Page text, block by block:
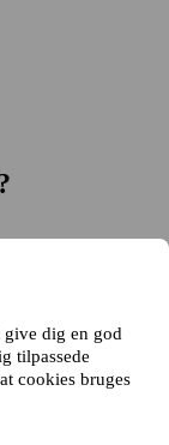
dig en god
tilpassede
cookies bruges